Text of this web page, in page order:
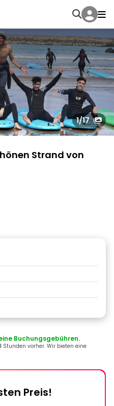
1/17
Strand von
Buchungsgebühren.
Stunden vorher. Wir bieten eine
Preis!